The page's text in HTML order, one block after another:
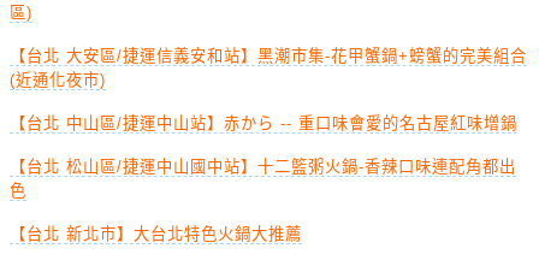
區)
【台北 大安區/捷運信義安和站】黑潮市集-花甲蟹鍋+螃蟹的完美組合
(近通化夜市)
【台北 中山區/捷運中山站】赤から -- 重口味會愛的名古屋紅味增鍋
【台北 松山區/捷運中山國中站】十二籃粥火鍋-香辣口味連配角都出
色
【台北 新北市】大台北特色火鍋大推薦